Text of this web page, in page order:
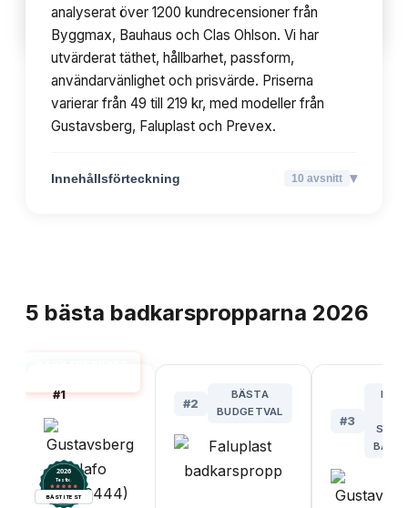
Innehållsförteckning 10avsnitt
analyserat över 1200 kundrecensioner från
Byggmax, Bauhaus och Clas Ohlson. Vi har
utvärderat täthet, hållbarhet, passform,
användarvänlighet och prisvärde. Priserna
varierar från 49 till 219 kr, med modeller från
Gustavsberg, Faluplast och Prevex.
Innehållsförteckning 10 avsnitt ▾
5 bästa badkarspropparna 2026
#1
2026
Testix.
BÄST I TEST
#2
BÄSTA
BUDGETVAL
#3